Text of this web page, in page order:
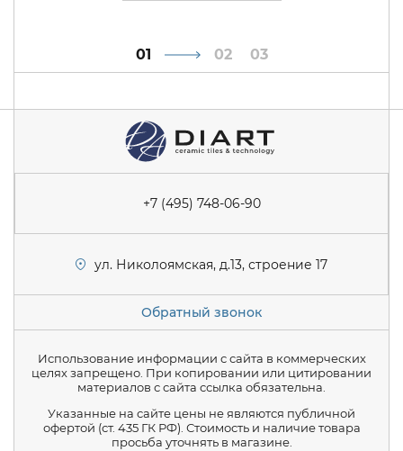
1 2 3
+7 (495) 748-06-90
ул. Николоямская, д.13, строение 17
Обратный звонок
Использование информации с сайта в коммерческих
целях запрещено. При копировании или цитировании
материалов с сайта ссылка обязательна.
Указанные на сайте цены не являются публичной
офертой (ст. 435 ГК РФ). Стоимость и наличие товара
просьба уточнять в магазине.